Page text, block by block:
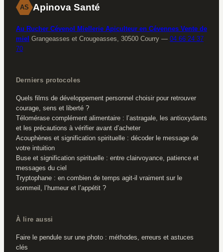
AS Apinova Santé
Au Rucher Cévenol Miellerie Apiculteur en Cévennes Vente de
miel Grangeasses et Crougeasses, 30500 Courry — 04 66 24 37
70
Derniers protocoles
Quels films de développement personnel choisir pour retrouver
courage, sens et liberté ?
Télomérase complément alimentaire : l’astragale, les antioxydants
et les précautions à vérifier avant d’acheter
Acouphènes et signification spirituelle : décoder le message de
votre intuition
Buse et signification spirituelle : entre clairvoyance, patience et
messages du ciel
Tryptophane : en combien de temps agit-il vraiment sur le
sommeil, l’humeur et l’appétit ?
À lire aussi
Faire le pendule sur une photo : méthodes, erreurs et astuces
clés